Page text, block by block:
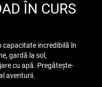
ÎN CURS
capacitate incredibilă în
gardă la sol,
cu apă. Pregătește-
aventurii.